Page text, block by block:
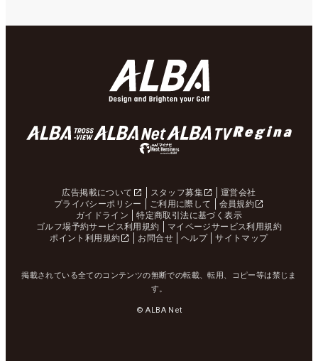
広告掲載について スタッフ募集
運営会社
プライバシーポリシー
ご利用に際して
会員規約
ガイドライン
特定商取引法に基づく表示
ゴルフ場予約サービス利用規約
マイページサービス利用規約
ポイント利用規約
お問合せ ヘルプ サイトマップ
掲載されている全てのコンテンツの無断での転載、転用、コピー等は禁じま
す。
© ALBA Net